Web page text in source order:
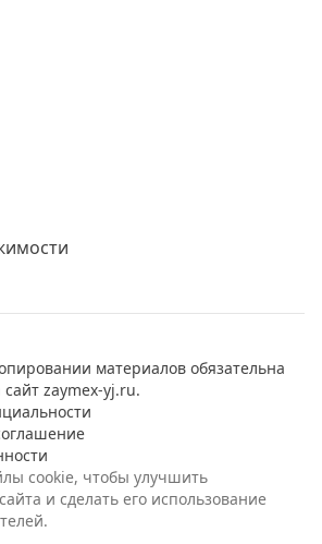
материалов обязательна
zaymex-yj.ru.
cookie, чтобы улучшить
и сделать его использование